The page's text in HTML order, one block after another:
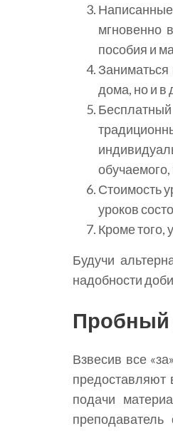
мгновенно
пособия и
дома, но и в
Стоимость
уроков
Кроме того,
Будучи
надобности
Пробный
Взвесив все
предоставляют
подачи